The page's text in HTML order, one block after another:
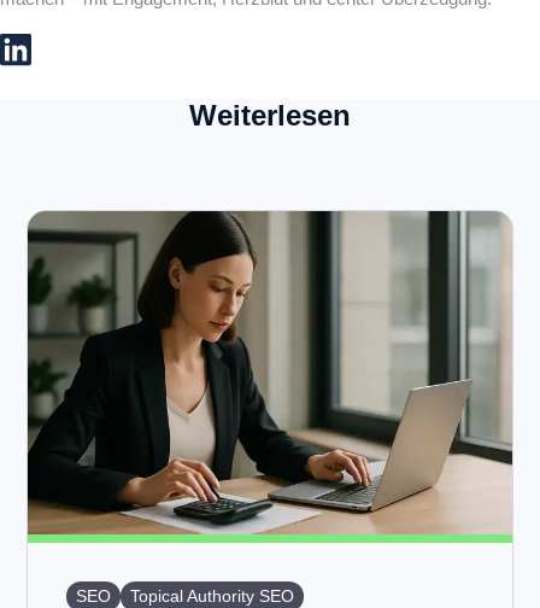
Weiterlesen
SEO Topical Authority SEO